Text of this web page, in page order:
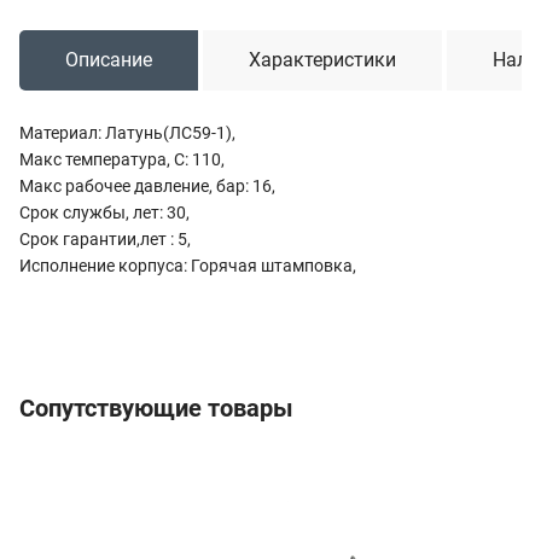
Описание Характеристики
Материал: Латунь(ЛС59-1),
Макс температура, С: 110,
Макс рабочее давление, бар: 16,
Срок службы, лет: 30,
Срок гарантии,лет : 5,
Исполнение корпуса: Горячая штамповка,
Сопутствующие товары